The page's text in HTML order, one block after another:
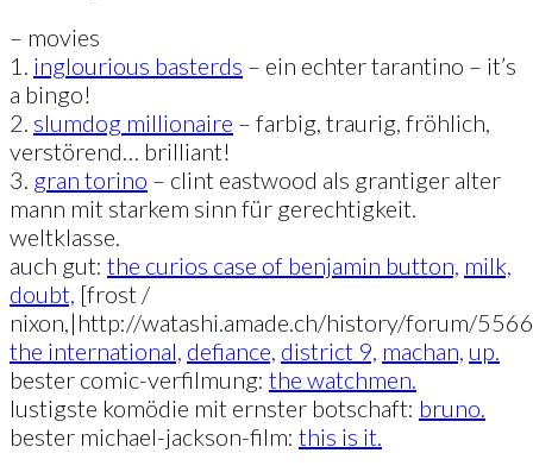
– movies
1. inglourious basterds – ein echter tarantino – it’s
a bingo!
2. slumdog millionaire – farbig, traurig, fröhlich,
verstörend… brilliant!
3. gran torino – clint eastwood als grantiger alter
mann mit starkem sinn für gerechtigkeit.
weltklasse.
auch gut: the curios case of benjamin button, milk,
doubt, [frost /
nixon,|http://watashi.amade.ch/history/forum/5566
the international, defiance, district 9, machan, up.
bester comic-verfilmung: the watchmen.
lustigste komödie mit ernster botschaft: bruno.
bester michael-jackson-film: this is it.